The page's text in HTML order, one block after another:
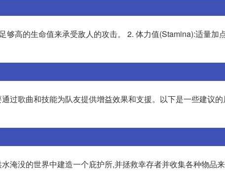
够高的生命值来承受敌人的攻击。 2. 体力值(Stamina):适量加
过歌曲和技能为队友提供增益效果和支援。以下是一些建议
淹没的世界中建造一个庇护所,并拯救幸存者并收集各种物品